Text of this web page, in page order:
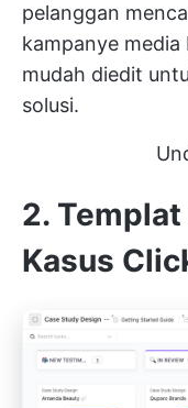
pelanggan
kampanye
mudah diedit
solusi.
2.
Kasus